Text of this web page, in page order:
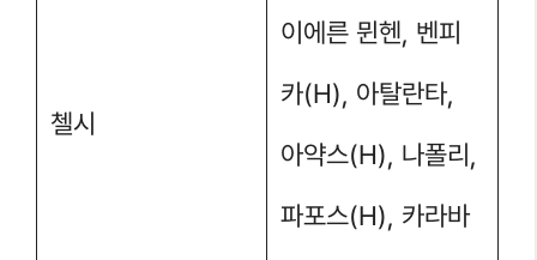
첼시
이에른 뮌헨, 벤피
카(H), 아탈란타,
아약스(H), 나폴리,
파포스(H), 카라바